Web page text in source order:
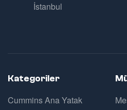
İstanbul
Kategoriler
Cummins Ana Yatak